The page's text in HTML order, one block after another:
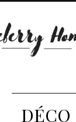
DÉCO